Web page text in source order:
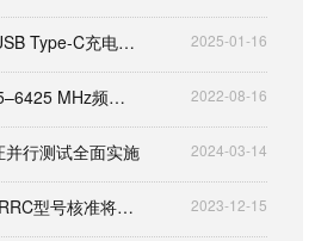
沙特SASO强制实施USB Type-C充电端口规定并在报告上给予过渡期 2025-01-16
新西兰RSM开放5925–6425 MHz频段用于WLAN 2022-08-16
行测试全面实施 2024-03-14
自2024年1月1日起SRRC型号核准将不支持整改 2023-12-15